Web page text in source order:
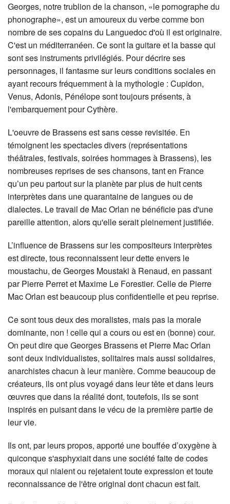
Georges, notre trublion de la chanson, «le pornographe du
phonographe», est un amoureux du verbe comme bon
nombre de ses copains du Languedoc d'où il est originaire.
C'est un méditerranéen. Ce sont la guitare et la basse qui
sont ses instruments privilégiés. Pour décrire ses
personnages, il fantasme sur leurs conditions sociales en
ayant recours fréquemment à la mythologie : Cupidon,
Venus, Adonis, Pénélope sont toujours présents, à
l'embarquement pour Cythère.
L'oeuvre de Brassens est sans cesse revisitée. En
témoignent les spectacles divers (représentations
théâtrales, festivals, soirées hommages à Brassens), les
nombreuses reprises de ses chansons, tant en France
qu’un peu partout sur la planète par plus de huit cents
interprètes dans une quarantaine de langues ou de
dialectes. Le travail de Mac Orlan ne bénéficie pas d'une
pareille attention, alors qu'elle serait pleinement justifiée.
L’influence de Brassens sur les compositeurs interprètes
est directe, tous reconnaissent leur dette envers le
moustachu, de Georges Moustaki à Renaud, en passant
par Pierre Perret et Maxime Le Forestier. Celle de Pierre
Mac Orlan est beaucoup plus confidentielle et peu reprise.
Ce sont tous deux des moralistes, mais pas la morale
dominante, non ! celle qui a cours ou est en (bonne) cour.
On peut dire que Georges Brassens et Pierre Mac Orlan
sont deux individualistes, solitaires mais aussi solidaires,
anarchistes chacun à leur manière. Comme beaucoup de
créateurs, ils ont plus voyagé dans leur tête et dans leurs
œuvres que dans la réalité dont, toutefois, ils se sont
inspirés en puisant dans le vécu de la première partie de
leur vie.
Ils ont, par leurs propos, apporté une bouffée d’oxygène à
quiconque s'asphyxiait dans une société faite de codes
moraux qui niaient ou rejetaient toute expression et toute
reconnaissance de l'être original dont chacun est fait.